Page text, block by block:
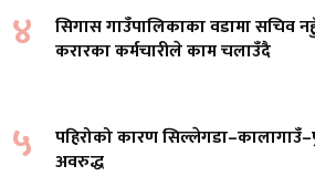
४
सिगास गाउँपालिकाका वडामा सचिव
करारका कर्मचारीले काम चलाउँदै
५
पहिरोको कारण
अवरुद्ध